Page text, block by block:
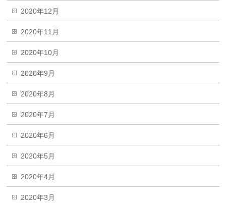
2020年12月
2020年11月
2020年10月
2020年9月
2020年8月
2020年7月
2020年6月
2020年5月
2020年4月
2020年3月